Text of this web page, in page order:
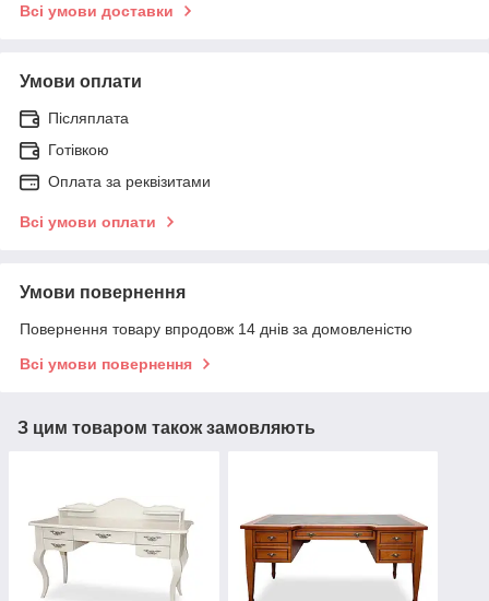
Всі умови доставки
Умови оплати
Післяплата
Готівкою
Оплата за реквізитами
Всі умови оплати
Умови повернення
Повернення товару впродовж 14 днів за домовленістю
Всі умови повернення
З цим товаром також замовляють